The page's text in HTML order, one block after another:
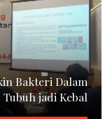
Bakteri Dalam
Tubuh jadi Kebal